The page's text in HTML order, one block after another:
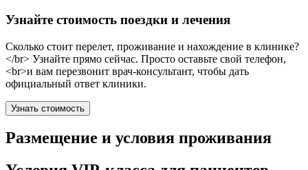
Узнайте стоимость поездки и лечения
Сколько стоит перелет, проживание и нахождение в клинике?
</br> Узнайте прямо сейчас. Просто оставьте свой телефон,
<br>и вам перезвонит врач-консультант, чтобы дать
официальный ответ клиники.
Узнать стоимость
Размещение и условия проживания